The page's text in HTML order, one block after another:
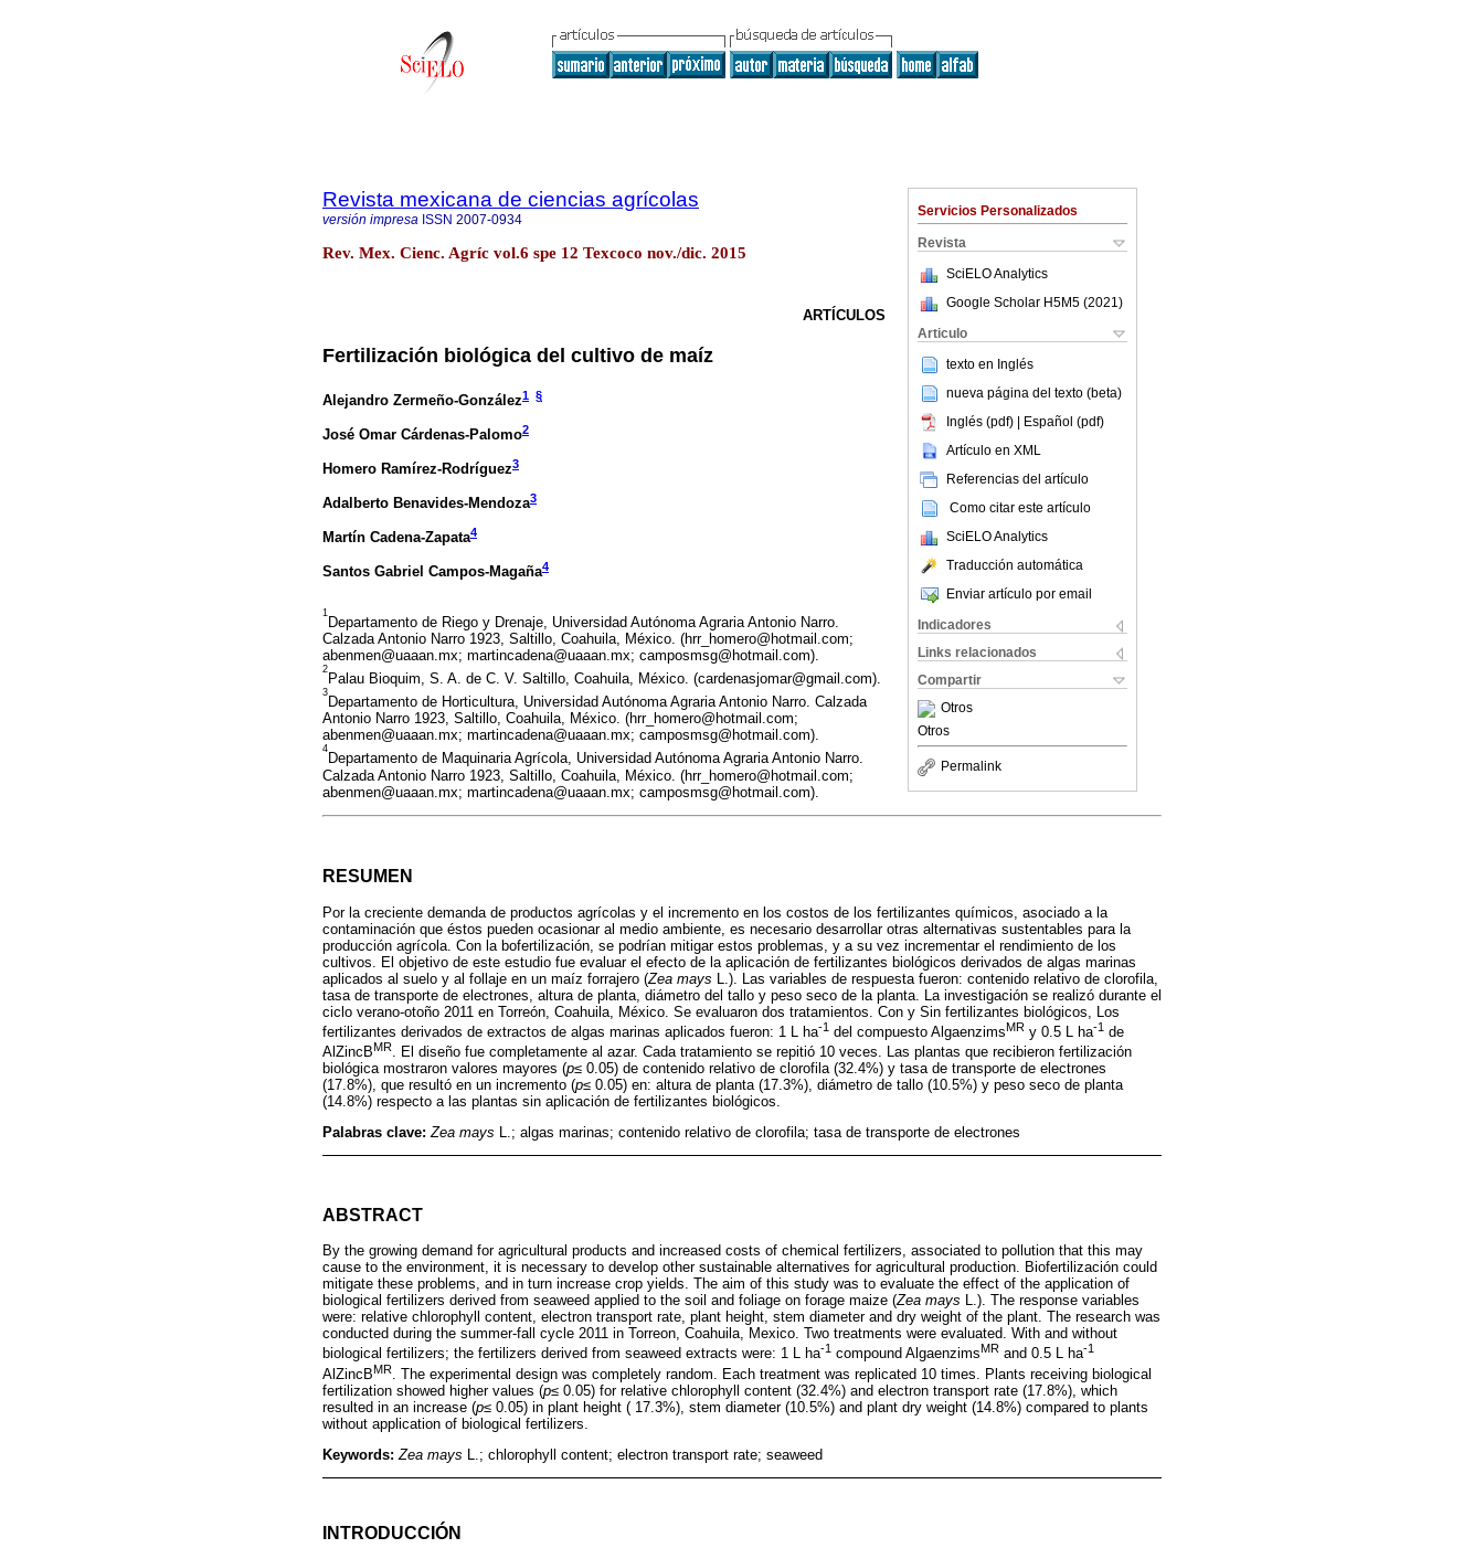
Servicios Personalizados
Revista
SciELO Analytics
Google Scholar H5M5 (2021 )
Articulo
texto en Inglés
nueva página del texto (beta)
Inglés (pdf) | Español (pdf)
Artículo en XML
Referencias del artículo
Como citar este artículo
SciELO Analytics
Traducción automática
Enviar artículo por email
Indicadores
Links relacionados
Compartir
Otros
Otros
Permalink
Revista mexicana de ciencias agrícolas
versión impresa ISSN 2007-0934
Rev. Mex. Cienc. Agríc vol.6 spe 12 Texcoco nov./dic. 2015
ARTÍCULOS
Fertilización biológica del cultivo de maíz
Alejandro Zermeño-González1 §
José Omar Cárdenas-Palomo2
Homero Ramírez-Rodríguez3
Adalberto Benavides-Mendoza3
Martín Cadena-Zapata4
Santos Gabriel Campos-Magaña4
1
Departamento de Riego y Drenaje, Universidad Autónoma Agraria Antonio Narro.
Calzada Antonio Narro 1923, Saltillo, Coahuila, México. (hrr_homero@hotmail.com;
abenmen@uaaan.mx; martincadena@uaaan.mx; camposmsg@hotmail.com).
2
Palau Bioquim, S. A. de C. V. Saltillo, Coahuila, México. (cardenasjomar@gmail.com).
3
Departamento de Horticultura, Universidad Autónoma Agraria Antonio Narro. Calzada
Antonio Narro 1923, Saltillo, Coahuila, México. (hrr_homero@hotmail.com;
abenmen@uaaan.mx; martincadena@uaaan.mx; camposmsg@hotmail.com).
4
Departamento de Maquinaria Agrícola, Universidad Autónoma Agraria Antonio Narro.
Calzada Antonio Narro 1923, Saltillo, Coahuila, México. (hrr_homero@hotmail.com;
abenmen@uaaan.mx; martincadena@uaaan.mx; camposmsg@hotmail.com).
RESUMEN
Por la creciente demanda de productos agrícolas y el incremento en los costos de los fertilizantes químicos, asociado a la
contaminación que éstos pueden ocasionar al medio ambiente, es necesario desarrollar otras alternativas sustentables para la
producción agrícola. Con la bofertilización, se podrían mitigar estos problemas, y a su vez incrementar el rendimiento de los
cultivos. El objetivo de este estudio fue evaluar el efecto de la aplicación de fertilizantes biológicos derivados de algas marinas
aplicados al suelo y al follaje en un maíz forrajero (Zea mays L.). Las variables de respuesta fueron: contenido relativo de clorofila,
tasa de transporte de electrones, altura de planta, diámetro del tallo y peso seco de la planta. La investigación se realizó durante el
ciclo verano-otoño 2011 en Torreón, Coahuila, México. Se evaluaron dos tratamientos. Con y Sin fertilizantes biológicos, Los
fertilizantes derivados de extractos de algas marinas aplicados fueron: 1 L ha-1 del compuesto AlgaenzimsMR y 0.5 L ha-1 de
AlZincBMR. El diseño fue completamente al azar. Cada tratamiento se repitió 10 veces. Las plantas que recibieron fertilización
biológica mostraron valores mayores (p≤ 0.05) de contenido relativo de clorofila (32.4%) y tasa de transporte de electrones
(17.8%), que resultó en un incremento (p≤ 0.05) en: altura de planta (17.3%), diámetro de tallo (10.5%) y peso seco de planta
(14.8%) respecto a las plantas sin aplicación de fertilizantes biológicos.
Palabras clave: Zea mays L.; algas marinas; contenido relativo de clorofila; tasa de transporte de electrones
ABSTRACT
By the growing demand for agricultural products and increased costs of chemical fertilizers, associated to pollution that this may
cause to the environment, it is necessary to develop other sustainable alternatives for agricultural production. Biofertilización could
mitigate these problems, and in turn increase crop yields. The aim of this study was to evaluate the effect of the application of
biological fertilizers derived from seaweed applied to the soil and foliage on forage maize (Zea mays L.). The response variables
were: relative chlorophyll content, electron transport rate, plant height, stem diameter and dry weight of the plant. The research was
conducted during the summer-fall cycle 2011 in Torreon, Coahuila, Mexico. Two treatments were evaluated. With and without
biological fertilizers; the fertilizers derived from seaweed extracts were: 1 L ha-1 compound AlgaenzimsMR and 0.5 L ha-1
AlZincBMR
. The experimental design was completely random. Each treatment was replicated 10 times. Plants receiving biological
fertilization showed higher values (p≤ 0.05) for relative chlorophyll content (32.4%) and electron transport rate (17.8%), which
resulted in an increase (p≤ 0.05) in plant height ( 17.3%), stem diameter (10.5%) and plant dry weight (14.8%) compared to plants
without application of biological fertilizers.
Keywords: Zea mays L.; chlorophyll content; electron transport rate; seaweed
INTRODUCCIÓN